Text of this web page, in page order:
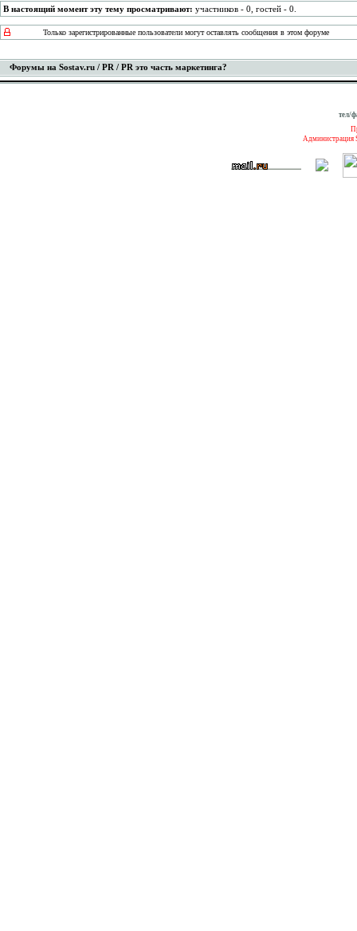
В настоящий момент эту тему просматривают: участников - 0, гостей - 0.
Только зарегистрированные пользователи могут оставлять сообщения в этом форуме
Форумы на Sostav.ru / PR / PR это часть маркетинга?
тел/
Администрация